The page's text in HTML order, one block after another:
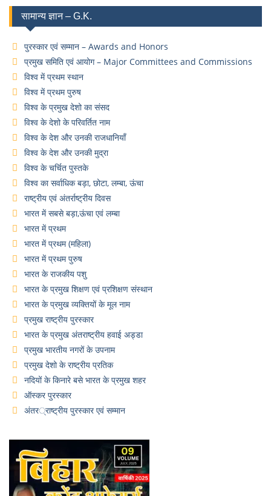
सामान्य ज्ञान – G.K.
पुरस्कार एवं सम्मान – Awards and Honors
प्रमुख समिति एवं आयोग – Major Committees and Commissions
विश्व में प्रथम स्थान
विश्व में प्रथम पुरुष
विश्व के प्रमुख देशो का संसद
विश्व के देशो के परिवर्तित नाम
विश्व के देश और उनकी राजधानियाँ
विश्व के देश और उनकी मुद्रा
विश्व के चर्चित पुस्तके
विश्व का सर्वाधिक बड़ा, छोटा, लम्बा, ऊंचा
राष्ट्रीय एवं अंतर्राष्ट्रीय दिवस
भारत में सबसे बड़ा,ऊंचा एवं लम्बा
भारत में प्रथम
भारत में प्रथम (महिला)
भारत में प्रथम पुरुष
भारत के राजकीय पशु
भारत के प्रमुख शिक्षण एवं प्रशिक्षण संस्थान
भारत के प्रमुख व्यक्तियों के मूल नाम
प्रमुख राष्ट्रीय पुरस्कार
भारत के प्रमुख अंतराष्ट्रीय हवाई अड्डा
प्रमुख भारतीय नगरों के उपनाम
प्रमुख देशो के राष्ट्रीय प्रतिक
नदियों के किनारे बसे भारत के प्रमुख शहर
ऑस्कर पुरस्कार
अंतर्राष्ट्रीय पुरस्कार एवं सम्मान